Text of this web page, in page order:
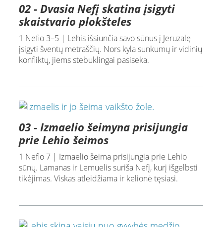
02 - Dvasia Nefį skatina įsigyti
skaistvario plokšteles
1 Nefio 3–5 | Lehis išsiunčia savo sūnus į Jeruzalę
įsigyti šventų metraščių. Nors kyla sunkumų ir vidinių
konfliktų, jiems stebuklingai pasiseka.
03 - Izmaelio šeimyna prisijungia
prie Lehio šeimos
1 Nefio 7 | Izmaelio šeima prisijungia prie Lehio
sūnų. Lamanas ir Lemuelis suriša Nefį, kurį išgelbsti
tikėjimas. Viskas atleidžiama ir kelionė tęsiasi.